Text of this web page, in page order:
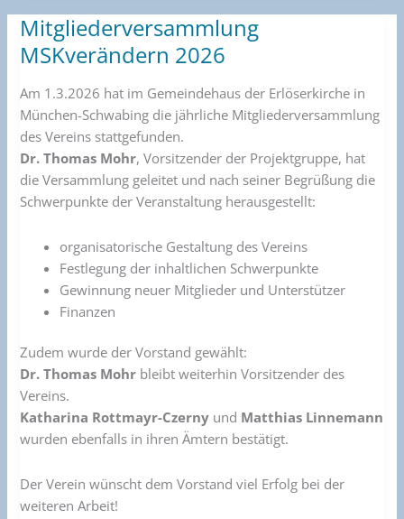
Mitgliederversammlung
MSKverändern 2026
Am 1.3.2026 hat im Gemeindehaus der Erlöserkirche in
München-Schwabing die jährliche Mitgliederversammlung
des Vereins stattgefunden.
Dr. Thomas Mohr, Vorsitzender der Projektgruppe, hat
die Versammlung geleitet und nach seiner Begrüßung die
Schwerpunkte der Veranstaltung herausgestellt:
organisatorische Gestaltung des Vereins
Festlegung der inhaltlichen Schwerpunkte
Gewinnung neuer Mitglieder und Unterstützer
Finanzen
Zudem wurde der Vorstand gewählt:
Dr. Thomas Mohr bleibt weiterhin Vorsitzender des
Vereins.
Katharina Rottmayr-Czerny und Matthias Linnemann
wurden ebenfalls in ihren Ämtern bestätigt.
Der Verein wünscht dem Vorstand viel Erfolg bei der
weiteren Arbeit!
Mitgliederversammlung
MSKverändern
2026